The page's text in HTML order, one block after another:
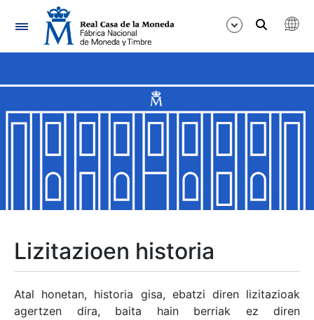
Nabigazioa
Erakutsi/Ezkutatu
Erakutsi/Ezkutatu
Erakutsi/Ezkutatu
Erakutsi/Ezkutatu
Lizitazioen historia
Atal honetan, historia gisa, ebatzi diren lizitazioak
agertzen dira, baita hain berriak ez diren